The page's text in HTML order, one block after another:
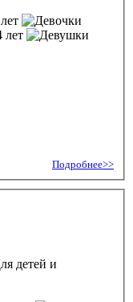
лет
Подробнее>>
детей и